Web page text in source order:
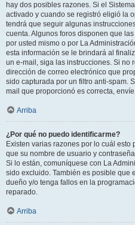
hay dos posibles razones. Si el
activado y cuando se registró eligió la
tendrá que seguir algunas
cuenta. Algunos foros disponen que
por usted mismo o por La
esta información se le brindará al
un e-mail, siga las instrucciones. Si no
dirección de correo electrónico que
sido capturada por un filtro anti-spam.
mail que proporcionó es correcta,
Arriba
¿Por qué no puedo identificarme?
Existen varias razones por lo cuál
que su nombre de usuario y
Si lo están, comuníquese con La
sido excluido. También es posible que
dueño y/o tenga fallos en la
reparado.
Arriba